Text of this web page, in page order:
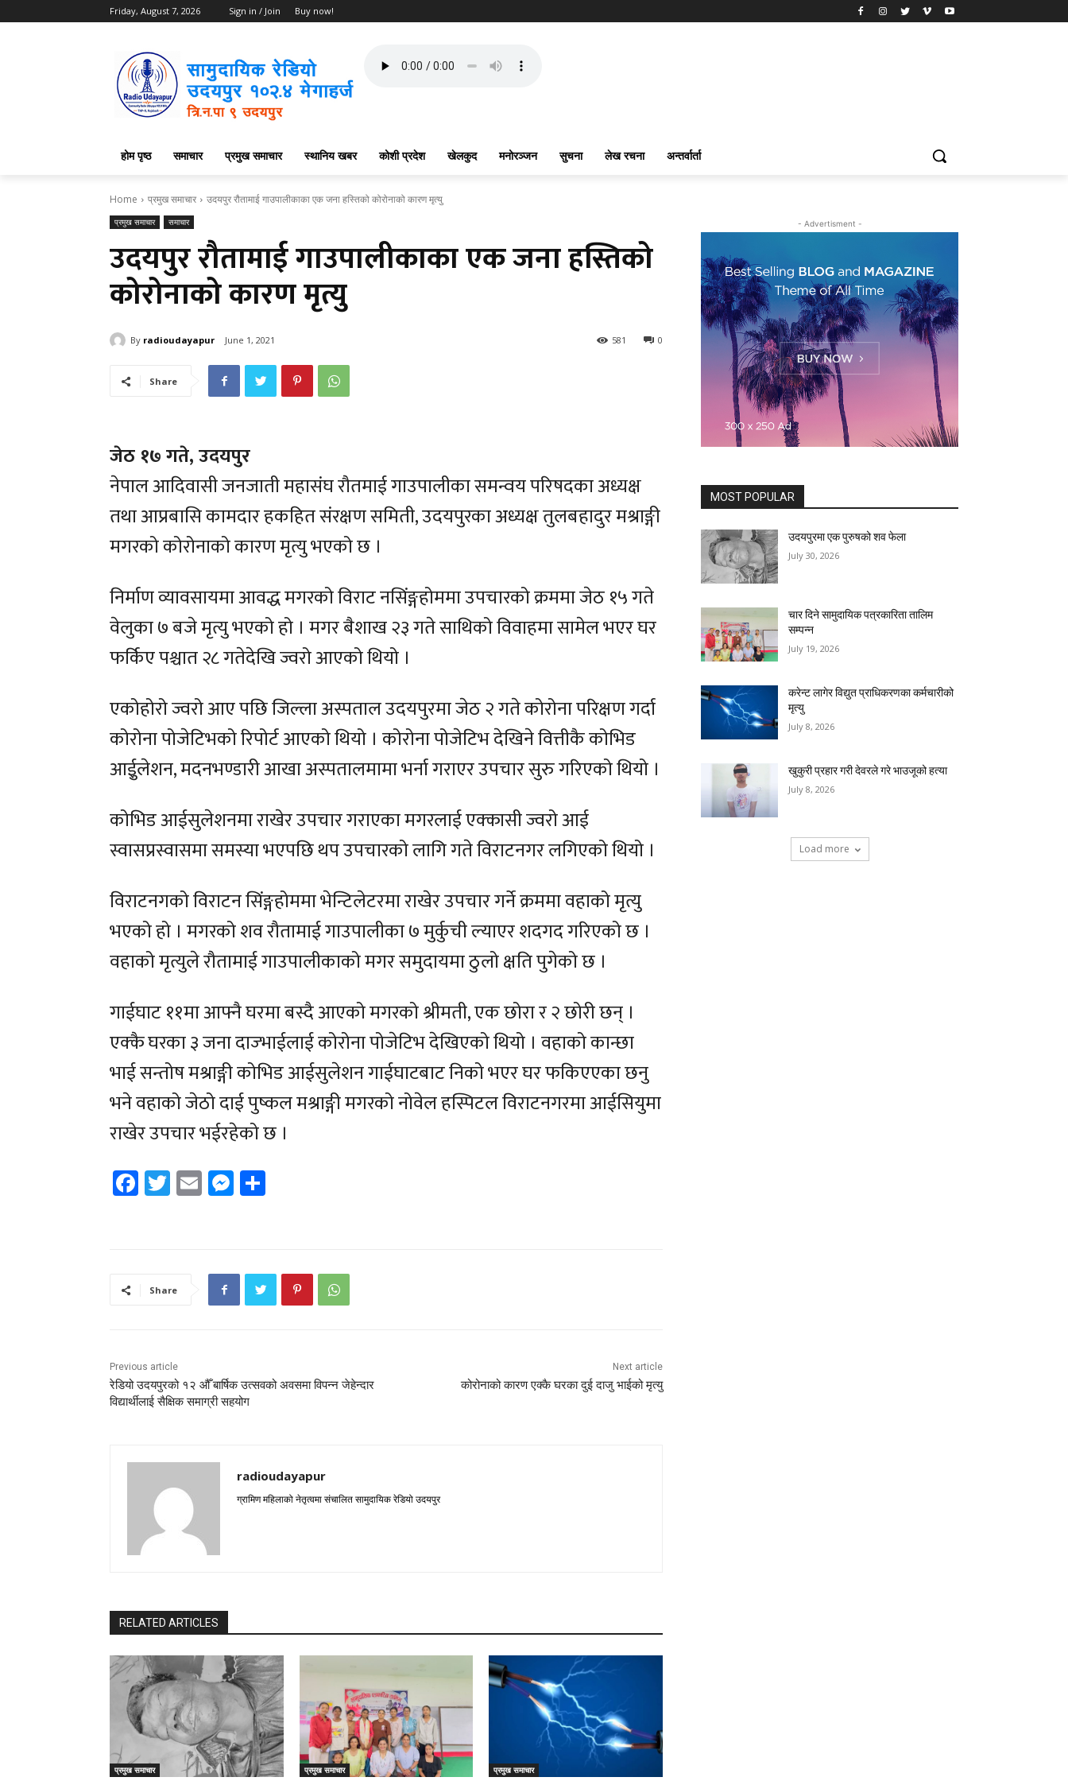
Friday, August 7, 2026 Sign in / Join Buy now!
होम पृष्ठ समाचार प्रमुख समाचार स्थानिय खबर कोशी प्रदेश खेलकुद मनोरञ्जन सुचना लेख रचना अन्तर्वार्ता
Home प्रमुख समाचार उदयपुर रौतामाई गाउपालीकाका एक जना हस्तिको कोरोनाको कारण मृत्यु
प्रमुख समाचार समाचार
उदयपुर रौतामाई गाउपालीकाका एक जना हस्तिको
कोरोनाको कारण मृत्यु
By radioudayapur June 1, 2021 0
581
Share
जेठ १७ गते, उदयपुर
नेपाल आदिवासी जनजाती महासंघ रौतमाई गाउपालीका समन्वय परिषदका अध्यक्ष
तथा आप्रबासि कामदार हकहित संरक्षण समिती, उदयपुरका अध्यक्ष तुलबहादुर मश्राङ्गी
मगरको कोरोनाको कारण मृत्यु भएको छ ।
निर्माण व्यावसायमा आवद्ध मगरको विराट नसिंङ्गहोममा उपचारको क्रममा जेठ १५ गते
वेलुका ७ बजे मृत्यु भएको हो । मगर बैशाख २३ गते साथिको विवाहमा सामेल भएर घर
फर्किए पश्चात २८ गतेदेखि ज्वरो आएको थियो ।
एकोहोरो ज्वरो आए पछि जिल्ला अस्पताल उदयपुरमा जेठ २ गते कोरोना परिक्षण गर्दा
कोरोना पोजेटिभको रिपोर्ट आएको थियो । कोरोना पोजेटिभ देखिने वित्तीकै कोभिड
आईुलेशन, मदनभण्डारी आखा अस्पतालमामा भर्ना गराएर उपचार सुरु गरिएको थियो ।
कोभिड आईसुलेशनमा राखेर उपचार गराएका मगरलाई एक्कासी ज्वरो आई
स्वासप्रस्वासमा समस्या भएपछि थप उपचारको लागि गते विराटनगर लगिएको थियो ।
विराटनगको विराटन सिंङ्गहोममा भेन्टिलेटरमा राखेर उपचार गर्ने क्रममा वहाको मृत्यु
भएको हो । मगरको शव रौतामाई गाउपालीका ७ मुर्कुची ल्याएर शदगद गरिएको छ ।
वहाको मृत्युले रौतामाई गाउपालीकाको मगर समुदायमा ठुलो क्षति पुगेको छ ।
गाईघाट ११मा आफ्नै घरमा बस्दै आएको मगरको श्रीमती, एक छोरा र २ छोरी छन् ।
एक्कै घरका ३ जना दाज्भाईलाई कोरोना पोजेटिभ देखिएको थियो । वहाको कान्छा
भाई सन्तोष मश्राङ्गी कोभिड आईसुलेशन गाईघाटबाट निको भएर घर फकिएएका छनु
भने वहाको जेठो दाई पुष्कल मश्राङ्गी मगरको नोवेल हस्पिटल विराटनगरमा आईसियुमा
राखेर उपचार भईरहेको छ ।
Facebook
Twitter
EmailMessenger
Share
Previous article
रेडियो उदयपुरको १२ औँ बार्षिक उत्सवको अवसमा विपन्न जेहेन्दार
विद्यार्थीलाई सैक्षिक समाग्री सहयोग
Next article
कोरोनाको कारण एक्कै घरका दुई दाजु भाईको मृत्यु
radioudayapur
ग्रामिण महिलाको नेतृत्वमा संचालित सामुदायिक रेडियो उदयपुर
RELATED ARTICLES
प्रमुख समाचार प्रमुख समाचार प्रमुख समाचार
- Advertisment -
MOST POPULAR
उदयपुरमा एक पुरुषको शव फेला
July 30, 2026
चार दिने सामुदायिक पत्रकारिता तालिम
सम्पन्न
July 19, 2026
करेन्ट लागेर विद्युत प्राधिकरणका कर्मचारीको
मृत्यु
July 8, 2026
खुकुरी प्रहार गरी देवरले गरे भाउजूको हत्या
July 8, 2026
Load more